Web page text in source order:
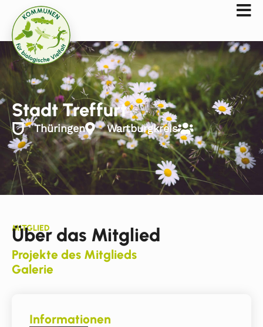
Stadt Treffurt
Thüringen Wartburgkreis
MITGLIED
Über das Mitglied
Projekte des Mitglieds
Galerie
Informationen